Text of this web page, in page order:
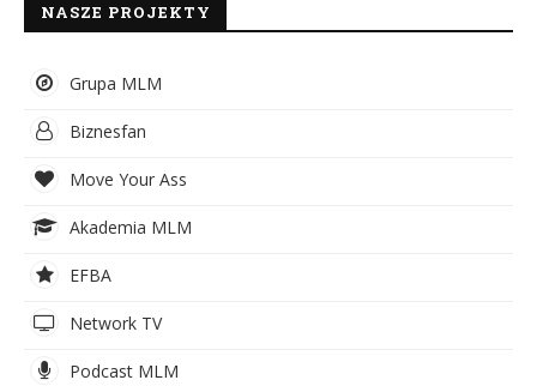
NASZE PROJEKTY
Grupa MLM
Biznesfan
Move Your Ass
Akademia MLM
EFBA
Network TV
Podcast MLM